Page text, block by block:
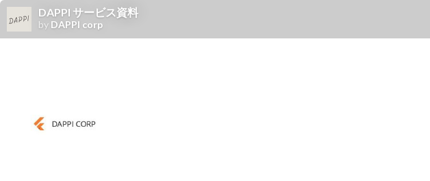
DAPPI サービス資料
by DAPPI corp